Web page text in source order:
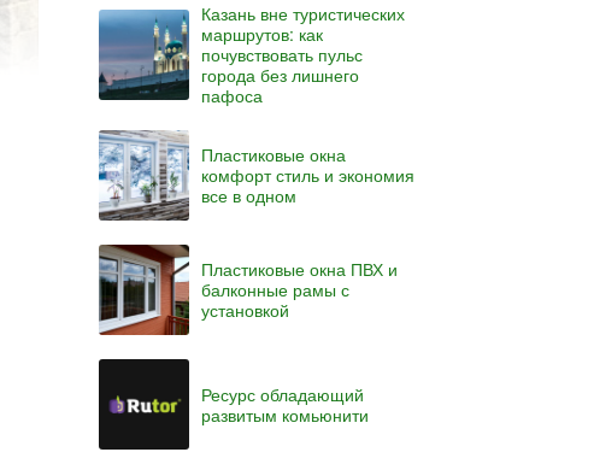
Казань вне туристических
маршрутов: как
почувствовать пульс
города без лишнего
пафоса
Пластиковые окна
комфорт стиль и экономия
все в одном
Пластиковые окна ПВХ и
балконные рамы с
установкой
Ресурс обладающий
развитым комьюнити